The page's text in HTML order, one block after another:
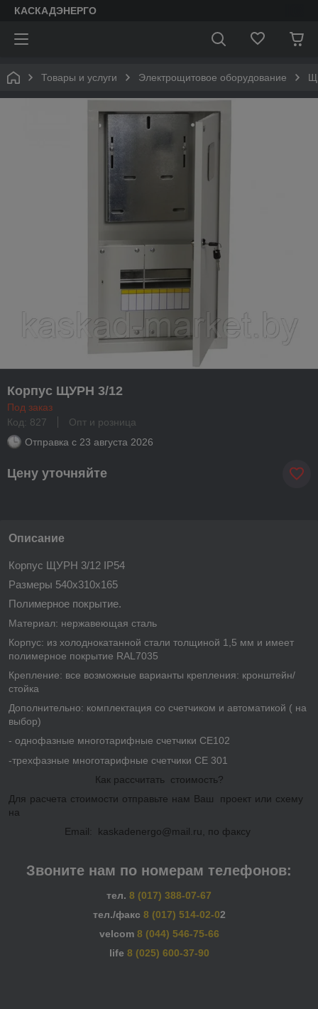
КАСКАДЭНЕРГО
Товары и услуги Электрощитовое оборудование
Корпус ЩУРН 3/12
Под заказ
Код: 827
Опт и розница
Отправка с 23 августа 2026
Цену уточняйте
Описание
Корпус ЩУРН 3/12 IP54
Размеры 540х310х165
Полимерное покрытие.
Материал: нержавеющая сталь
Корпус: из холоднокатанной стали толщиной 1,5 мм и имеет
полимерное покрытие RAL7035
Крепление: все возможные варианты крепления: кронштейн/
стойка
Дополнительно: комплектация со счетчиком и автоматикой ( на
выбор)
- однофазные многотарифные счетчики CE102
-трехфазные многотарифные счетчики СЕ 301
Как рассчитать стоимость?
Для расчета стоимости отправьте нам Ваш проект или схему
на
Email: kaskadenergo@mail.ru , по факсу
Звоните нам по номерам телефонов:
тел. 8 (017) 388-07-67
тел./факс 8 (017) 514-02-02
velcom 8 (044) 546-75-66
life 8 (025) 600-37-90